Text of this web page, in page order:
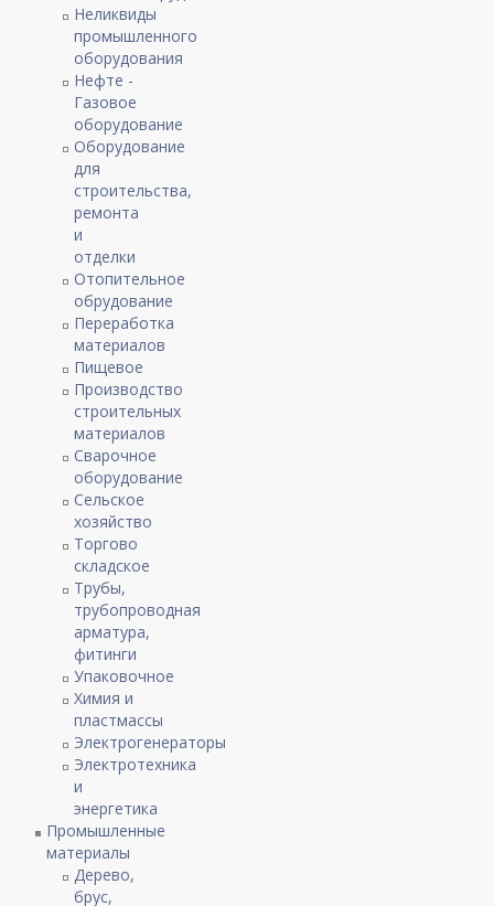
Неликвиды
промышленного
оборудования
Нефте -
Газовое
оборудование
Оборудование
для
строительства,
ремонта
и
отделки
Отопительное
обрудование
Переработка
материалов
Пищевое
Производство
строительных
материалов
Сварочное
оборудование
Сельское
хозяйство
Торгово
складское
Трубы,
трубопроводная
арматура,
фитинги
Упаковочное
Химия и
пластмассы
Электрогенераторы
Электротехника
и
энергетика
Промышленные
материалы
Дерево,
брус,